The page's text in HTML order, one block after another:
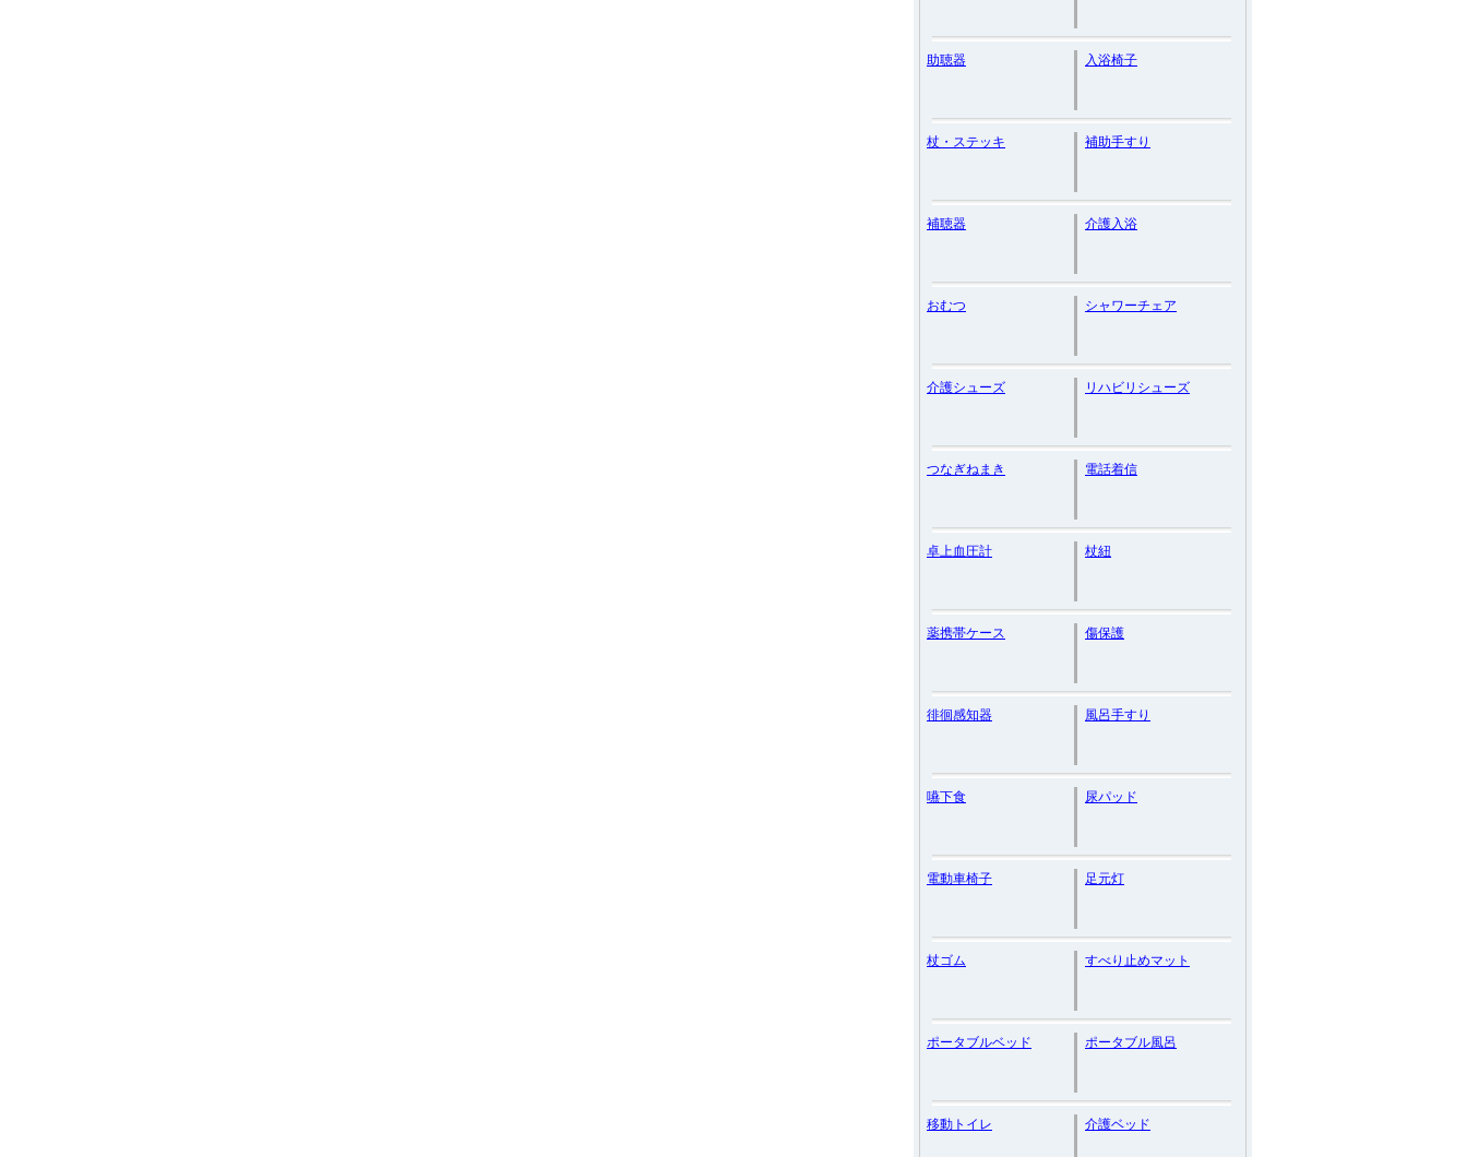
助聴器 入浴椅子
杖・ステッキ 補助手すり
補聴器 介護入浴
おむつ シャワーチェア
介護シューズ リハビリシューズ
つなぎねまき 電話着信
卓上血圧計 杖紐
薬携帯ケース 傷保護
徘徊感知器 風呂手すり
嚥下食 尿パッド
電動車椅子 足元灯
杖ゴム すべり止めマット
ポータブルベッド ポータブル風呂
移動トイレ 介護ベッド